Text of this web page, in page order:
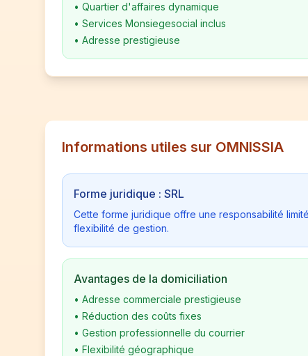
• Quartier d'affaires dynamique
• Services Monsiegesocial inclus
• Adresse prestigieuse
Informations utiles sur OMNISSIA
Forme juridique : SRL
Cette forme juridique offre une responsabilité
flexibilité de gestion.
Avantages de la domiciliation
• Adresse commerciale prestigieuse
• Réduction des coûts fixes
• Gestion professionnelle du courrier
• Flexibilité géographique